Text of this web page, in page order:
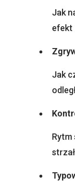
Jak
efekt
Jak
Rytm